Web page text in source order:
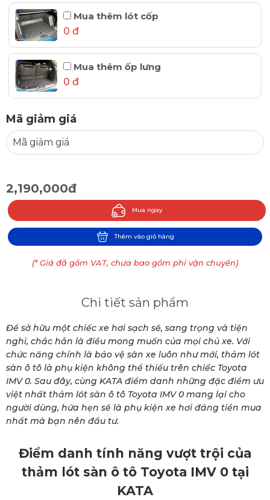
Mua thêm lót cốp
0 đ
Mua thêm ốp lưng
0 đ
Mã giảm giá
2,190,000đ
Mua ngay
Thêm vào giỏ hàng
(* Giá đã gồm VAT, chưa bao gồm phí vận chuyển)
Chi tiết sản phẩm
Để sở hữu một chiếc xe hơi sạch sẽ, sang trọng và tiện
nghi, chắc hẳn là điều mong muốn của mọi chủ xe. Với
chức năng chính là bảo vệ sàn xe luôn như mới, thảm lót
sàn ô tô là phụ kiện không thể thiếu trên chiếc Toyota
IMV 0. Sau đây, cùng KATA điểm danh những đặc điểm ưu
việt nhất thảm lót sàn ô tô Toyota IMV 0 mang lại cho
người dùng, hứa hẹn sẽ là phụ kiện xe hơi đáng tiền mua
nhất mà bạn nên đầu tư.
Điểm danh tính năng vượt trội của
thảm lót sàn ô tô Toyota IMV 0 tại
KATA